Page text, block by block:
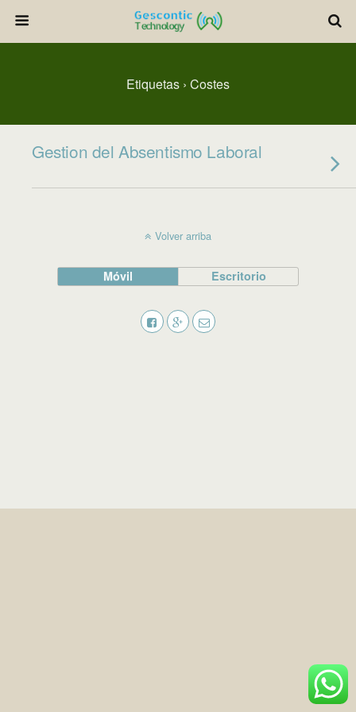
Etiquetas › Costes
Gestion del Absentismo Laboral
Volver arriba
Móvil Escritorio